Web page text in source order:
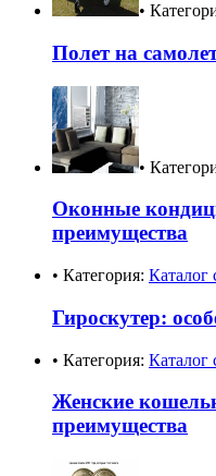
•
Полет на
•
Оконные
преимущества
• Категория: Каталог
Гироскутер:
• Категория: Каталог
Женские
преимущества